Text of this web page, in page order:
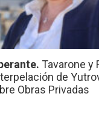
Tavarone y
de
Obras Privadas